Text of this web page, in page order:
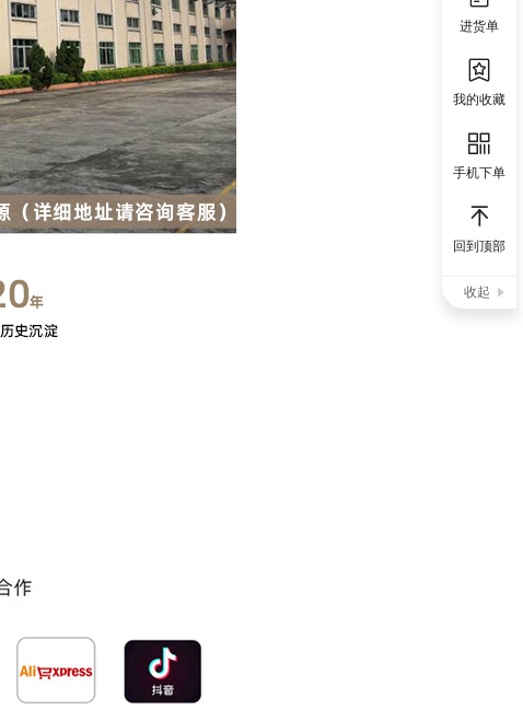
进货单
我的收藏
手机下单
回到顶部
收起